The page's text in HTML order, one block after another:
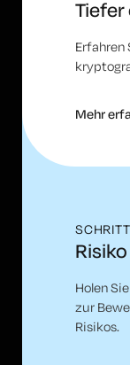
Erfahren
Mehr
Holen
zur
Risikos.